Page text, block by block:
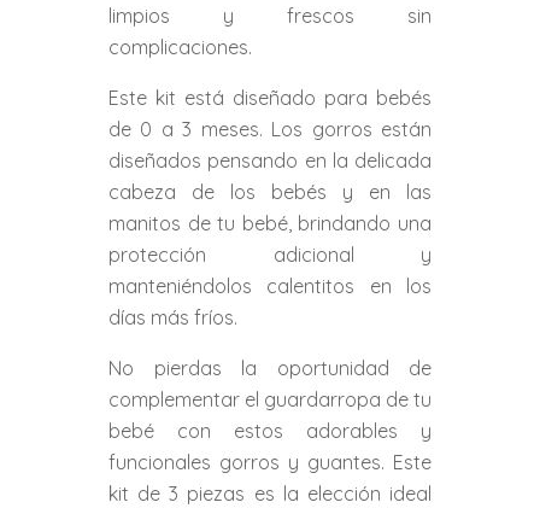
limpios y frescos sin
complicaciones.
Este kit está diseñado para bebés
de 0 a 3 meses. Los gorros están
diseñados pensando en la delicada
cabeza de los bebés y en las
manitos de tu bebé, brindando una
protección adicional y
manteniéndolos calentitos en los
días más fríos.
No pierdas la oportunidad de
complementar el guardarropa de tu
bebé con estos adorables y
funcionales gorros y guantes. Este
kit de 3 piezas es la elección ideal